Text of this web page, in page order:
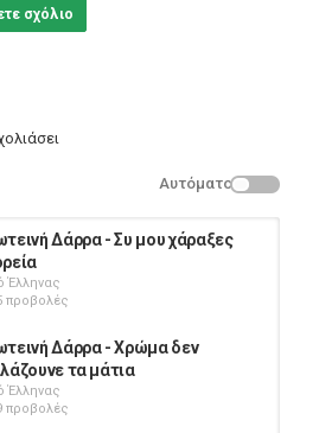
σχόλιο
Αυτόματο
Δάρρα - Συ μου χάραξες
Έλληνας
προβολές
Δάρρα - Χρώμα δεν
τα μάτια
Έλληνας
προβολές